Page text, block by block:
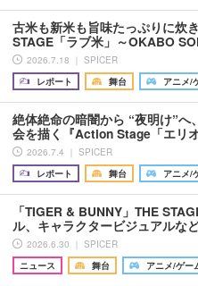
古米も新米も旨味たっぷりに
STAGE「ラブ米」～OKABO
2026.7.18 ｜ SPICER
レポート
舞台 アニメ/
絶体絶命の暗闇から “夜明け”へ
会を描く『Action Stage「エリ
2026.7.4 ｜ SPICER
レポート
舞台 アニメ/
「TIGER & BUNNY」THE
ル、キャラクタービジュアルな
2026.6.30 ｜ SPICER
ニュース
舞台 アニメ/ゲー